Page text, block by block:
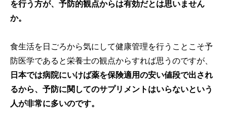
を行う方が、予防的観点からは有効だとは思いません
か。
食生活を日ごろから気にして健康管理を行うことこそ予
防医学であると栄養士の観点からすれば思うのですが、
日本では病院にいけば薬を保険適用の安い値段で出され
るから、予防に関してのサプリメントはいらないという
人が非常に多いのです。